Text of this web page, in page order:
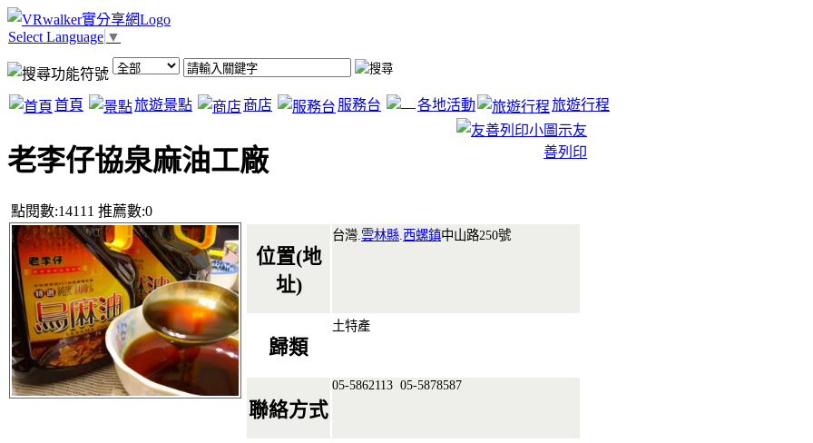
Select Language ▼
首頁 旅遊景點 商店 服務台 各地活動 旅遊行程
老李仔協泉麻油工廠
點閱數:14111 推薦數:0
友
善列印
位置(地
址)
台灣. 雲林縣 西螺鎮中山路250號
歸類
土特產
聯絡方式
05-5862113 05-5878587